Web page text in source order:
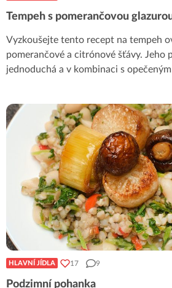
Tempeh s pomerančovou
Vyzkoušejte tento recept na tempeh
pomerančové a citrónové šťávy. Jeho
jednoduchá a v kombinaci s
HLAVNÍ JÍDLA 17 9
Podzimní pohanka